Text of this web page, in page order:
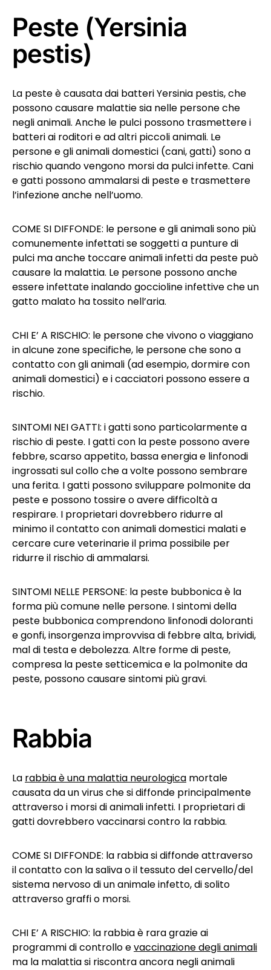
Peste (Yersinia
pestis)
La peste è causata dai batteri Yersinia pestis, che
possono causare malattie sia nelle persone che
negli animali. Anche le pulci possono trasmettere i
batteri ai roditori e ad altri piccoli animali. Le
persone e gli animali domestici (cani, gatti) sono a
rischio quando vengono morsi da pulci infette. Cani
e gatti possono ammalarsi di peste e trasmettere
l’infezione anche nell’uomo.
COME SI DIFFONDE: le persone e gli animali sono più
comunemente infettati se soggetti a punture di
pulci ma anche toccare animali infetti da peste può
causare la malattia. Le persone possono anche
essere infettate inalando goccioline infettive che un
gatto malato ha tossito nell’aria.
CHI E’ A RISCHIO: le persone che vivono o viaggiano
in alcune zone specifiche, le persone che sono a
contatto con gli animali (ad esempio, dormire con
animali domestici) e i cacciatori possono essere a
rischio.
SINTOMI NEI GATTI: i gatti sono particolarmente a
rischio di peste. I gatti con la peste possono avere
febbre, scarso appetito, bassa energia e linfonodi
ingrossati sul collo che a volte possono sembrare
una ferita. I gatti possono sviluppare polmonite da
peste e possono tossire o avere difficoltà a
respirare. I proprietari dovrebbero ridurre al
minimo il contatto con animali domestici malati e
cercare cure veterinarie il prima possibile per
ridurre il rischio di ammalarsi.
SINTOMI NELLE PERSONE: la peste bubbonica è la
forma più comune nelle persone. I sintomi della
peste bubbonica comprendono linfonodi doloranti
e gonfi, insorgenza improvvisa di febbre alta, brividi,
mal di testa e debolezza. Altre forme di peste,
compresa la peste setticemica e la polmonite da
peste, possono causare sintomi più gravi.
Rabbia
La rabbia è una malattia neurologica mortale
causata da un virus che si diffonde principalmente
attraverso i morsi di animali infetti. I proprietari di
gatti dovrebbero vaccinarsi contro la rabbia.
COME SI DIFFONDE: la rabbia si diffonde attraverso
il contatto con la saliva o il tessuto del cervello/del
sistema nervoso di un animale infetto, di solito
attraverso graffi o morsi.
CHI E’ A RISCHIO: la rabbia è rara grazie ai
programmi di controllo evaccinazione degli animali
ma la malattia si riscontra ancora negli animali